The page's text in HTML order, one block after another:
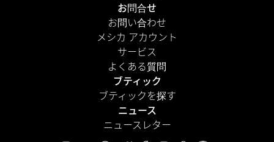
お問合せ
お問い合わせ
メシカ アカウント
サービス
よくある質問
ブティック
ブティックを探す
ニュース
ニュースレター